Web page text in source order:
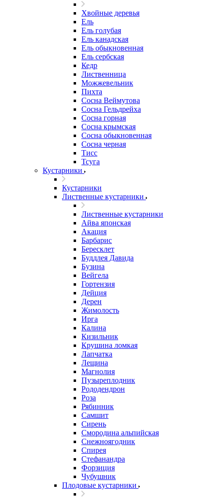
Хвойные деревья
Ель
Ель голубая
Ель канадская
Ель обыкновенная
Ель сербская
Кедр
Лиственница
Можжевельник
Пихта
Сосна Веймутова
Сосна Гельдрейха
Сосна горная
Сосна крымская
Сосна обыкновенная
Сосна черная
Тисс
Тсуга
Кустарники
Кустарники
Лиственные кустарники
Лиственные кустарники
Айва японская
Акация
Барбарис
Бересклет
Буддлея Давида
Бузина
Вейгела
Гортензия
Дейция
Дерен
Жимолость
Ирга
Калина
Кизильник
Крушина ломкая
Лапчатка
Лещина
Магнолия
Пузыреплодник
Рододендрон
Роза
Рябинник
Самшит
Сирень
Смородина альпийская
Снежноягодник
Спирея
Стефанандра
Форзиция
Чубушник
Плодовые кустарники